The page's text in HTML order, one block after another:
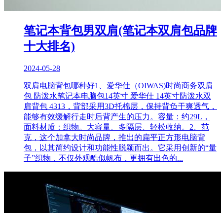
笔记本背包男双肩(笔记本双肩包品牌
十大排名)
2024-05-28
双肩电脑背包哪种好1、爱华仕（OIWAS)时尚商务双肩
包 防泼水笔记本电脑包14英寸 爱华仕 14英寸防泼水双
肩背包 4313，背部采用3D托棉层，保持背负干爽透气，
能够有效缓解行走时后背产生的压力。容量：约29L，
面料材质：织物。大容量、多隔层、轻松收纳。2、范
克，这个加拿大时尚品牌，推出的扁平正方形电脑背
包，以其简约设计和功能性脱颖而出。它采用创新的“量
子”织物，不仅外观酷似帆布，更拥有出色的...